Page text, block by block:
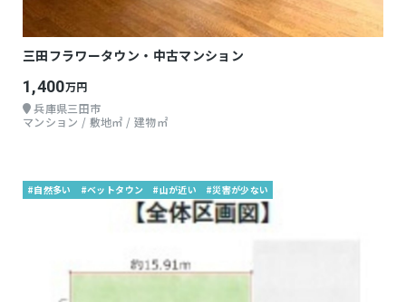
三田フラワータウン・中古マンション
1,400万円
兵庫県三田市
マンション / 敷地㎡ / 建物㎡
#自然多い #ベットタウン #山が近い #災害が少ない